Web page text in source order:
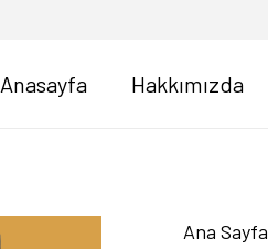
Anasayfa Hakkımızda
Ana Sayfa